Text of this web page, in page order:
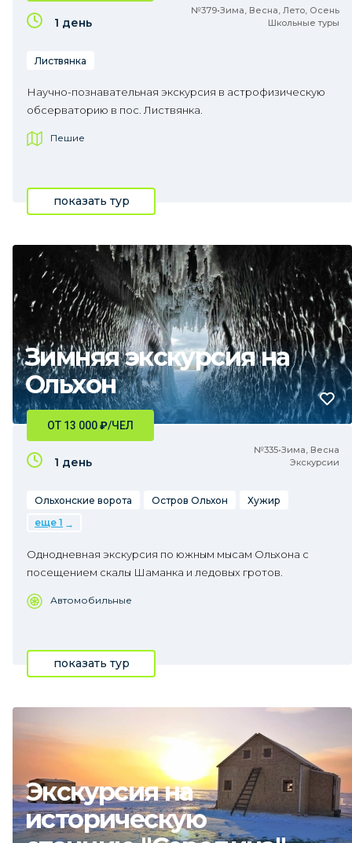
№379•Зима, Весна, Лето, Осень
Школьные туры
1 день
Листвянка
Научно-познавательная экскурсия в астрофизическую
обсерваторию в пос. Листвянка.
Пешие
показать тур
Зимняя экскурсия на
Ольхон
№335•Зима, Весна
Экскурсии
ОТ 13 000₽/ЧЕЛ
1 день
Ольхонские ворота Остров Ольхон
Хужир
еще 1
Однодневная экскурсия по южным мысам Ольхона с
посещением скалы Шаманка и ледовых гротов.
Автомобильные
показать тур
Экскурсия на
историческую